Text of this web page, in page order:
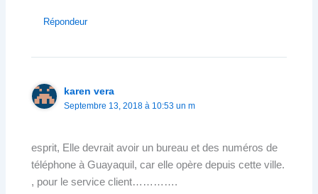
Répondeur
karen vera
Septembre 13, 2018 à 10:53 un m
esprit, Elle devrait avoir un bureau et des numéros de
téléphone à Guayaquil, car elle opère depuis cette ville.
, pour le service client………….